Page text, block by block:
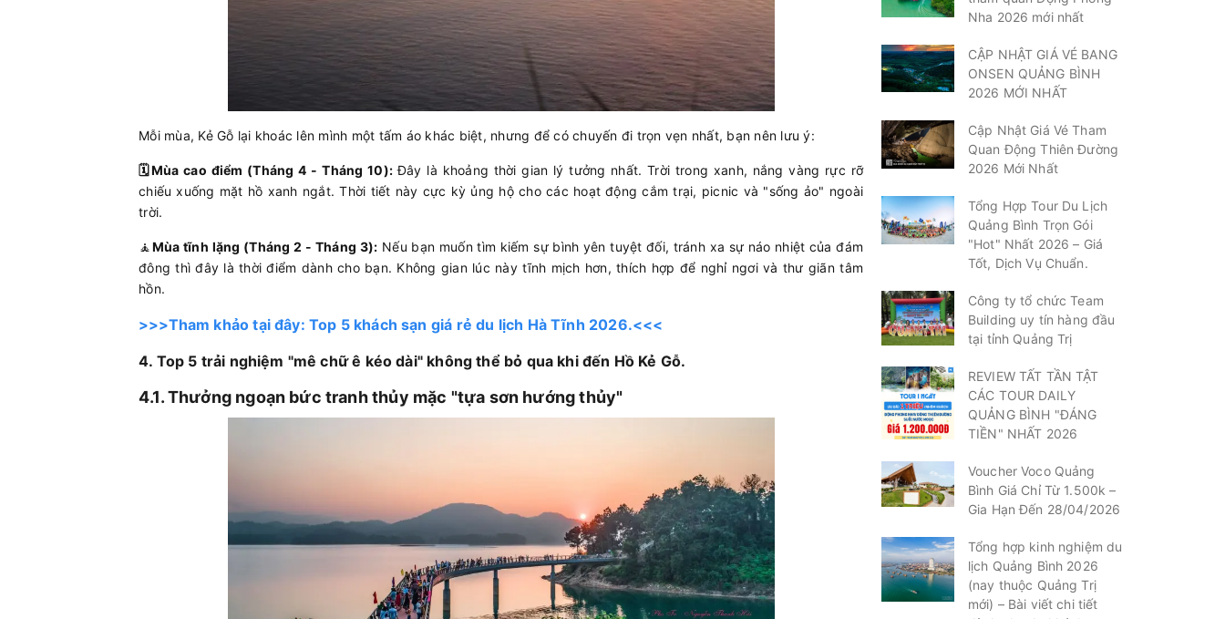
Mỗi mùa, Kẻ Gỗ lại khoác lên mình một tấm áo khác biệt, nhưng để có chuyến đi trọn vẹn nhất, bạn nên lưu ý:
🗓️Mùa cao điểm (Tháng 4 - Tháng 10): Đây là khoảng thời gian lý tưởng nhất. Trời trong xanh, nắng vàng rực rỡ
chiếu xuống mặt hồ xanh ngắt. Thời tiết này cực kỳ ủng hộ cho các hoạt động cắm trại, picnic và "sống ảo" ngoài
trời.
🧘Mùa tĩnh lặng (Tháng 2 - Tháng 3): Nếu bạn muốn tìm kiếm sự bình yên tuyệt đối, tránh xa sự náo nhiệt của đám
đông thì đây là thời điểm dành cho bạn. Không gian lúc này tĩnh mịch hơn, thích hợp để nghỉ ngơi và thư giãn tâm
hồn.
>>>Tham khảo tại đây: Top 5 khách sạn giá rẻ du lịch Hà Tĩnh 2026.<<<
4. Top 5 trải nghiệm "mê chữ ê kéo dài" không thể bỏ qua khi đến Hồ Kẻ Gỗ.
4.1. Thưởng ngoạn bức tranh thủy mặc "tựa sơn hướng thủy"
Nha 2026 mới nhất
CẬP NHẬT GIÁ VÉ BANG
ONSEN QUẢNG BÌNH
2026 MỚI NHẤT
Cập Nhật Giá Vé Tham
Quan Động Thiên Đường
2026 Mới Nhất
Tổng Hợp Tour Du Lịch
Quảng Bình Trọn Gói
"Hot" Nhất 2026 – Giá
Tốt, Dịch Vụ Chuẩn.
Công ty tổ chức Team
Building uy tín hàng đầu
tại tỉnh Quảng Trị
REVIEW TẤT TẦN TẬT
CÁC TOUR DAILY
QUẢNG BÌNH "ĐÁNG
TIỀN" NHẤT 2026
Voucher Voco Quảng
Bình Giá Chỉ Từ 1.500k –
Gia Hạn Đến 28/04/2026
Tổng hợp kinh nghiệm du
lịch Quảng Bình 2026
(nay thuộc Quảng Trị
mới) – Bài viết chi tiết